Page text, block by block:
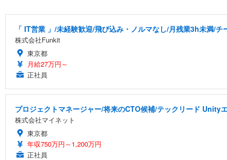
「 IT営業 」/未経験歓迎/飛び込み・ノルマなし/月残業3h未満/
株式会社Funkit
東京都
月給27万円～
正社員
プロジェクトマネージャー/将来のCTO候補/テックリード Unity
株式会社マイネット
東京都
年収750万円～1,200万円
正社員